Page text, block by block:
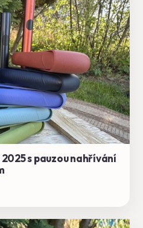
2025 s pauzou nahřívání